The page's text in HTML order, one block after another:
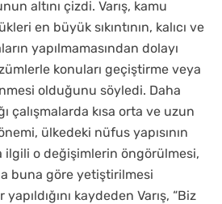
altını çizdi. Varış, kamu
en büyük sıkıntının, kalıcı ve
yapılmamasından dolayı
konuları geçiştirme veya
olduğunu söyledi. Daha
çalışmalarda kısa orta ve uzun
ülkedeki nüfus yapısının
ilgili o değişimlerin öngörülmesi,
buna göre yetiştirilmesi
kaydeden Varış, “Biz